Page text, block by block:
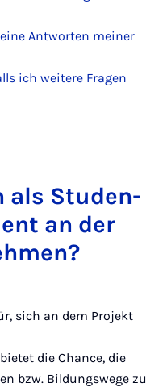
Antworten meiner
ich weitere Fragen
als Stu­den­
an der
sich an dem Projekt
die Chance, die
bzw. Bildungswege zu